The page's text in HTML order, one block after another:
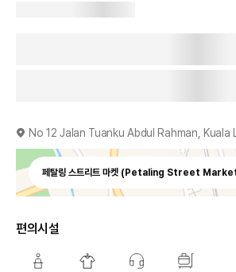
No 12 Jalan Tuanku Abdul Rahman, Kuala
페탈링 스트리트 마켓 (Petaling Street
편의시설